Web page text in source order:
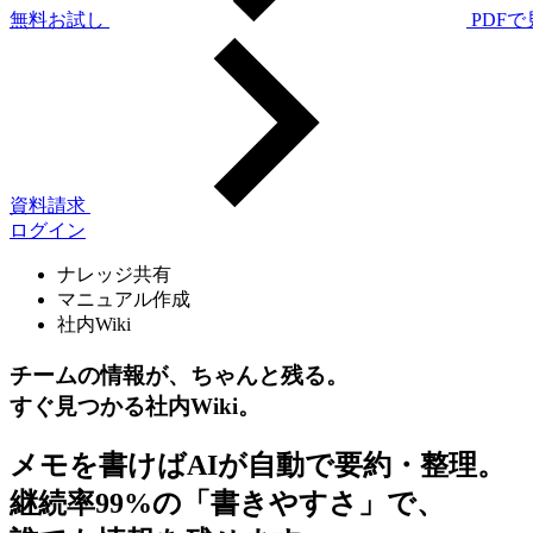
無料お試し PDFで
資料請求
ログイン
ナレッジ共有
マニュアル作成
社内Wiki
チームの情報が、ちゃんと残る。
すぐ見つかる社内Wiki。
メモを書けばAIが自動で要約・整理。
継続率99%の「書きやすさ」で、